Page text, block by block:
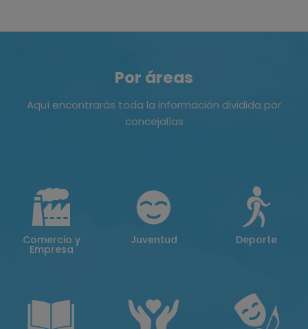
Por áreas
Aquí encontrarás toda la información dividida por
concejalías
Comercio y
Empresa
Juventud Deporte